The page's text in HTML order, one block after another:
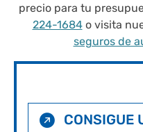
precio para tu
224-1684o visita
seguros de
CONSIGUE